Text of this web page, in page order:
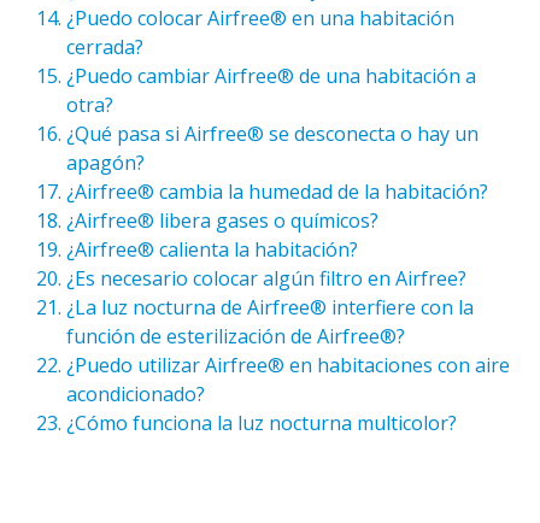
¿Puedo colocar Airfree® en una habitación
cerrada?
¿Puedo cambiar Airfree® de una habitación a
otra?
¿Qué pasa si Airfree® se desconecta o hay un
apagón?
¿Airfree® cambia la humedad de la habitación?
¿Airfree® libera gases o químicos?
¿Airfree® calienta la habitación?
¿Es necesario colocar algún filtro en Airfree?
¿La luz nocturna de Airfree® interfiere con la
función de esterilización de Airfree®?
¿Puedo utilizar Airfree® en habitaciones con aire
acondicionado?
¿Cómo funciona la luz nocturna multicolor?